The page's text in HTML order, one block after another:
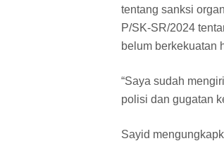
tentang sanksi
P/SK-SR/2024
belum berkekuatan
“Saya sudah
polisi dan gugatan
Sayid